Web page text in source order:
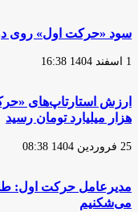
سود «حرکت اول» روی
1 اسفند 1404 16:38
هزار میلیارد تومان رسید
25 فروردین 1404 08:38
مدیرعامل حرکت اول:
می‌شکنیم